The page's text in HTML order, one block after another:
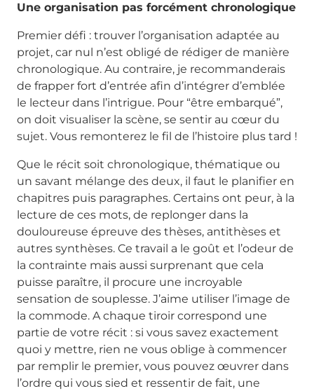
Une organisation pas forcément chronologique
Premier défi : trouver l’organisation adaptée au
projet, car nul n’est obligé de rédiger de manière
chronologique. Au contraire, je recommanderais
de frapper fort d’entrée afin d’intégrer d’emblée
le lecteur dans l’intrigue. Pour “être embarqué”,
on doit visualiser la scène, se sentir au cœur du
sujet. Vous remonterez le fil de l’histoire plus tard !
Que le récit soit chronologique, thématique ou
un savant mélange des deux, il faut le planifier en
chapitres puis paragraphes. Certains ont peur, à la
lecture de ces mots, de replonger dans la
douloureuse épreuve des thèses, antithèses et
autres synthèses. Ce travail a le goût et l’odeur de
la contrainte mais aussi surprenant que cela
puisse paraître, il procure une incroyable
sensation de souplesse. J’aime utiliser l’image de
la commode. A chaque tiroir correspond une
partie de votre récit : si vous savez exactement
quoi y mettre, rien ne vous oblige à commencer
par remplir le premier, vous pouvez œuvrer dans
l’ordre qui vous sied et ressentir de fait, une